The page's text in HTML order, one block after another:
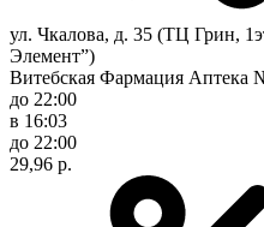
ул. Чкалова, д. 35 (ТЦ Грин,
Элемент”)
Витебская Фармация Аптека
до 22:00
в 16:03
до 22:00
29,96 р.